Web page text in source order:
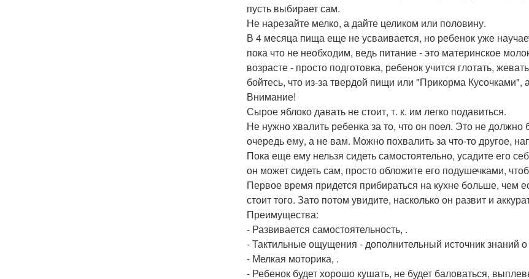
пусть выбирает сам.
Не нарезайте мелко, а дайте целиком или половину.
В 4 месяца пища еще не усваивается, но ребенок уже
пока что не необходим, ведь питание - это материнское
возрасте - просто подготовка, ребенок учится глотать,
бойтесь, что из-за твердой пищи или "Прикорма Кусочками",
Внимание!
Сырое яблоко давать не стоит, т. к. им легко подавиться.
Не нужно хвалить ребенка за то, что он поел. Это не
очередь ему, а не вам. Можно похвалить за что-то другое,
Пока еще ему нельзя сидеть самостоятельно, усадите его
он может сидеть сам, просто обложите его подушечками,
Первое время придется прибираться на кухне больше, чем
стоит того. Зато потом увидите, насколько он развит и
Преимущества:
- Развивается самостоятельность, .
- Тактильные ощущения - дополнительный источник знаний
- Мелкая моторика, .
- Ребенок будет хорошо кушать, не будет баловаться,